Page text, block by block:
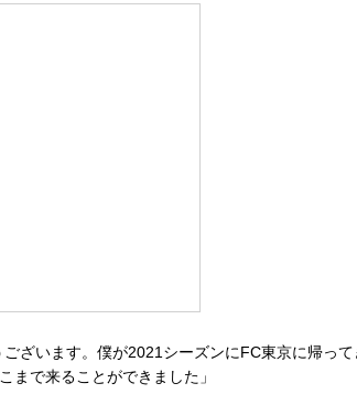
ざいます。僕が2021シーズンにFC東京に帰って
で来ることができました」